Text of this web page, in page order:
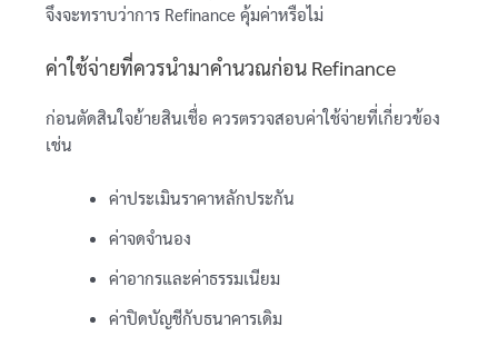
จึงจะทราบว่าการ Refinance คุ้มค่าหรือไม่
ค่าใช้จ่ายที่ควรนำมาคำนวณก่อน Refinance
ก่อนตัดสินใจย้ายสินเชื่อ ควรตรวจสอบค่าใช้จ่ายที่เกี่ยวข้อง
เช่น
ค่าประเมินราคาหลักประกัน
ค่าจดจำนอง
ค่าอากรและค่าธรรมเนียม
ค่าปิดบัญชีกับธนาคารเดิม